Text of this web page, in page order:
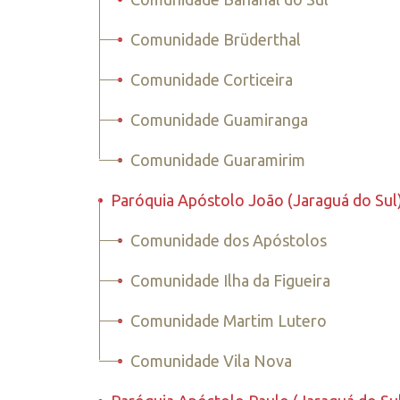
• Comunidade Brüderthal
• Comunidade Corticeira
• Comunidade Guamiranga
• Comunidade Guaramirim
• Paróquia Apóstolo João (Jaraguá do
• Comunidade dos Apóstolos
• Comunidade Ilha da Figueira
• Comunidade Martim Lutero
• Comunidade Vila Nova